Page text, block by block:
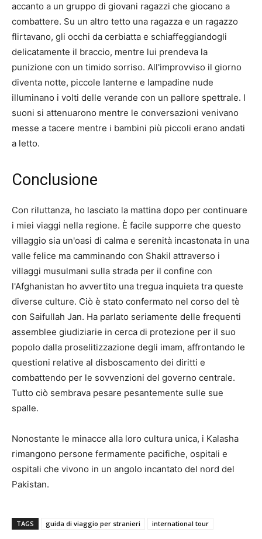
accanto a un gruppo di giovani ragazzi che giocano a
combattere. Su un altro tetto una ragazza e un ragazzo
flirtavano, gli occhi da cerbiatta e schiaffeggiandogli
delicatamente il braccio, mentre lui prendeva la
punizione con un timido sorriso. All'improvviso il giorno
diventa notte, piccole lanterne e lampadine nude
illuminano i volti delle verande con un pallore spettrale. I
suoni si attenuarono mentre le conversazioni venivano
messe a tacere mentre i bambini più piccoli erano andati
a letto.
Conclusione
Con riluttanza, ho lasciato la mattina dopo per continuare
i miei viaggi nella regione. È facile supporre che questo
villaggio sia un'oasi di calma e serenità incastonata in una
valle felice ma camminando con Shakil attraverso i
villaggi musulmani sulla strada per il confine con
l'Afghanistan ho avvertito una tregua inquieta tra queste
diverse culture. Ciò è stato confermato nel corso del tè
con Saifullah Jan. Ha parlato seriamente delle frequenti
assemblee giudiziarie in cerca di protezione per il suo
popolo dalla proselitizzazione degli imam, affrontando le
questioni relative al disboscamento dei diritti e
combattendo per le sovvenzioni del governo centrale.
Tutto ciò sembrava pesare pesantemente sulle sue
spalle.
Nonostante le minacce alla loro cultura unica, i Kalasha
rimangono persone fermamente pacifiche, ospitali e
ospitali che vivono in un angolo incantato del nord del
Pakistan.
TAGS guida di viaggio per stranieri international tour